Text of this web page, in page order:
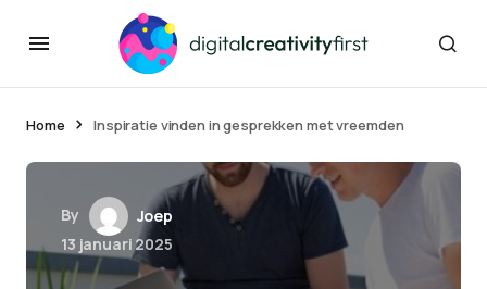
Home Inspiratie vinden in gesprekken met vreemden
By
Joep
13 januari 2025